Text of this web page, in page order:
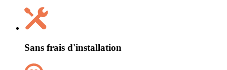
Sans frais d'installation